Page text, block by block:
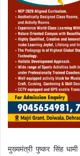
मुख्यमंत्री पुष्कर सिंह